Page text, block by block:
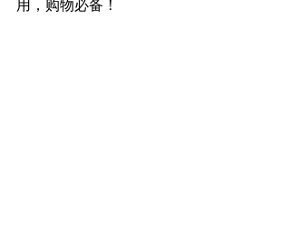
用，购物必备！